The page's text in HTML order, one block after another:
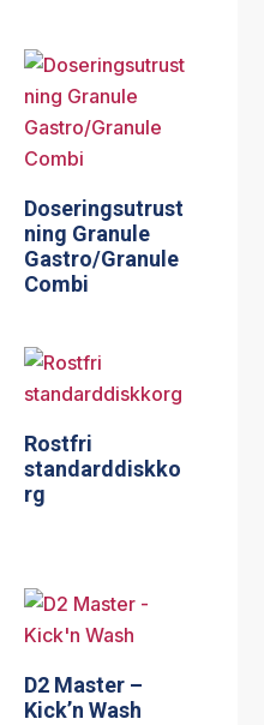
Doseringsutrust
ning Granule
Gastro/Granule
Combi
Rostfri
standarddiskko
rg
D2 Master –
Kick’n Wash